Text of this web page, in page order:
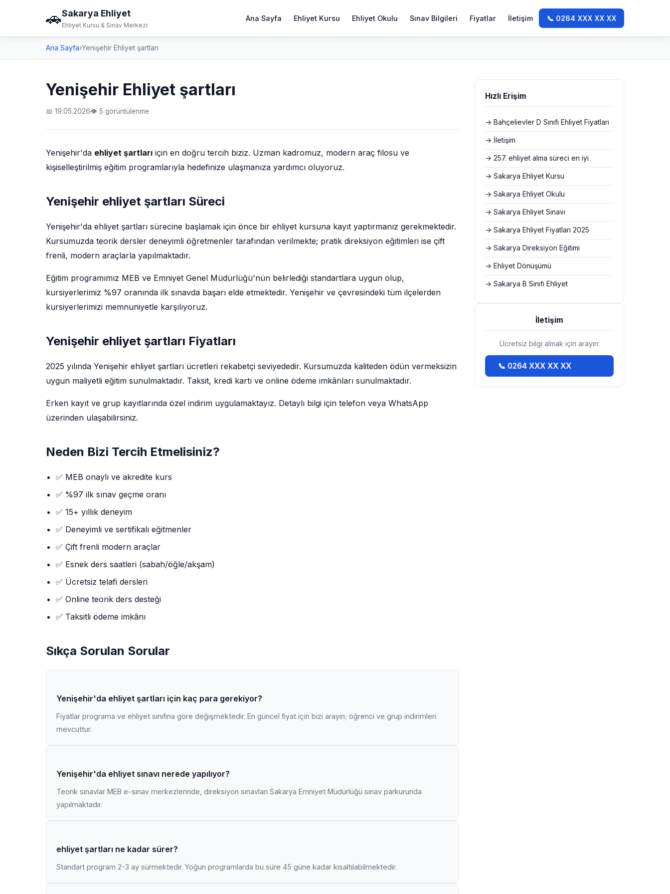
🚗Sakarya Ehliyet
Ehliyet Kursu & Sınav Merkezi
Ana Sayfa Ehliyet Kursu Ehliyet Okulu Sınav Bilgileri Fiyatlar İletişim 📞 0264 XXX XX XX
Ana Sayfa›Yenişehir Ehliyet şartları
Yenişehir Ehliyet şartları
📅 19.05.2026👁 5 görüntülenme
Yenişehir'da ehliyet şartları için en doğru tercih biziz. Uzman kadromuz, modern araç filosu ve
kişiselleştirilmiş eğitim programlarıyla hedefinize ulaşmanıza yardımcı oluyoruz.
Yenişehir ehliyet şartları Süreci
Yenişehir'da ehliyet şartları sürecine başlamak için önce bir ehliyet kursuna kayıt yaptırmanız gerekmektedir.
Kursumuzda teorik dersler deneyimli öğretmenler tarafından verilmekte; pratik direksiyon eğitimleri ise çift
frenli, modern araçlarla yapılmaktadır.
Eğitim programımız MEB ve Emniyet Genel Müdürlüğü'nün belirlediği standartlara uygun olup,
kursiyerlerimiz %97 oranında ilk sınavda başarı elde etmektedir. Yenişehir ve çevresindeki tüm ilçelerden
kursiyerlerimizi memnuniyetle karşılıyoruz.
Yenişehir ehliyet şartları Fiyatları
2025 yılında Yenişehir ehliyet şartları ücretleri rekabetçi seviyededir. Kursumuzda kaliteden ödün vermeksizin
uygun maliyetli eğitim sunulmaktadır. Taksit, kredi kartı ve online ödeme imkânları sunulmaktadır.
Erken kayıt ve grup kayıtlarında özel indirim uygulamaktayız. Detaylı bilgi için telefon veya WhatsApp
üzerinden ulaşabilirsiniz.
Neden Bizi Tercih Etmelisiniz?
✅ MEB onaylı ve akredite kurs
✅ %97 ilk sınav geçme oranı
✅ 15+ yıllık deneyim
✅ Deneyimli ve sertifikalı eğitmenler
✅ Çift frenli modern araçlar
✅ Esnek ders saatleri (sabah/öğle/akşam)
✅ Ücretsiz telafi dersleri
✅ Online teorik ders desteği
✅ Taksitli ödeme imkânı
Sıkça Sorulan Sorular
Yenişehir'da ehliyet şartları için kaç para gerekiyor?
Fiyatlar programa ve ehliyet sınıfına göre değişmektedir. En güncel fiyat için bizi arayın; öğrenci ve grup indirimleri
mevcuttur.
Yenişehir'da ehliyet sınavı nerede yapılıyor?
Teorik sınavlar MEB e-sınav merkezlerinde, direksiyon sınavları Sakarya Emniyet Müdürlüğü sınav parkurunda
yapılmaktadır.
ehliyet şartları ne kadar sürer?
Standart program 2-3 ay sürmektedir. Yoğun programlarda bu süre 45 güne kadar kısaltılabilmektedir.
Hızlı Erişim
→ Bahçelievler D Sınıfı Ehliyet Fiyatları
→ İletişim
→ 257. ehliyet alma süreci en iyi
→ Sakarya Ehliyet Kursu
→ Sakarya Ehliyet Okulu
→ Sakarya Ehliyet Sınavı
→ Sakarya Ehliyet Fiyatları 2025
→ Sakarya Direksiyon Eğitimi
→ Ehliyet Dönüşümü
→ Sakarya B Sınıfı Ehliyet
İletişim
Ücretsiz bilgi almak için arayın:
📞 0264 XXX XX XX